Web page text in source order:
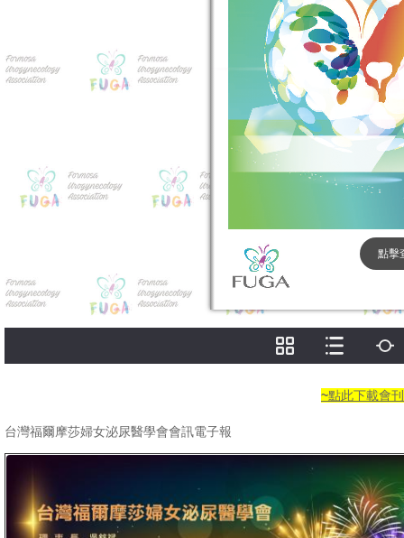
~點此下載會
台灣福爾摩莎婦女泌尿醫學會會訊電子報